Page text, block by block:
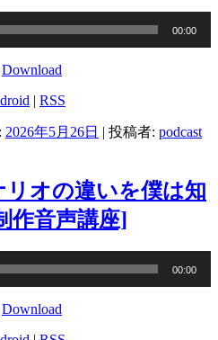
00:00
Download
| RSS
2026年5月26日 | 投稿者: podcast
リオの違いを僕は知
作音声講座]
00:00
Download